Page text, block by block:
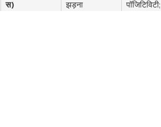
स)
झड़ना
पॉजिटिविटी;